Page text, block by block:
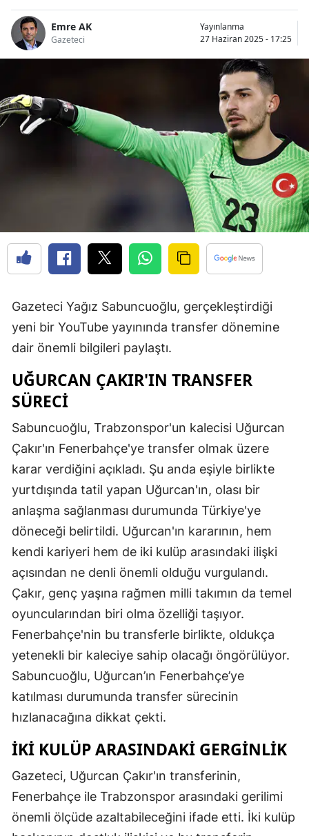
Emre AK
Gazeteci
Yayınlanma
27 Haziran 2025 - 17:25
Gazeteci Yağız Sabuncuoğlu, gerçekleştirdiği
yeni bir YouTube yayınında transfer dönemine
dair önemli bilgileri paylaştı.
UĞURCAN ÇAKIR'IN TRANSFER
SÜRECI
Sabuncuoğlu, Trabzonspor'un kalecisi Uğurcan
Çakır'ın Fenerbahçe'ye transfer olmak üzere
karar verdiğini açıkladı. Şu anda eşiyle birlikte
yurtdışında tatil yapan Uğurcan'ın, olası bir
anlaşma sağlanması durumunda Türkiye'ye
döneceği belirtildi. Uğurcan'ın kararının, hem
kendi kariyeri hem de iki kulüp arasındaki ilişki
açısından ne denli önemli olduğu vurgulandı.
Çakır, genç yaşına rağmen milli takımın da temel
oyuncularından biri olma özelliği taşıyor.
Fenerbahçe'nin bu transferle birlikte, oldukça
yetenekli bir kaleciye sahip olacağı öngörülüyor.
Sabuncuoğlu, Uğurcan’ın Fenerbahçe’ye
katılması durumunda transfer sürecinin
hızlanacağına dikkat çekti.
İKI KULÜP ARASINDAKI GERGINLIK
Gazeteci, Uğurcan Çakır'ın transferinin,
Fenerbahçe ile Trabzonspor arasındaki gerilimi
önemli ölçüde azaltabileceğini ifade etti. İki kulüp